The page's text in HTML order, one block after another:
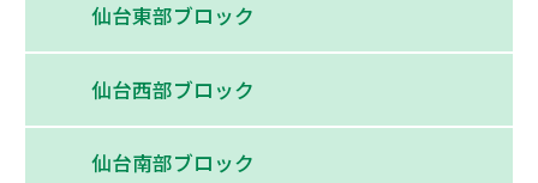
仙台東部ブロック
仙台西部ブロック
仙台南部ブロック